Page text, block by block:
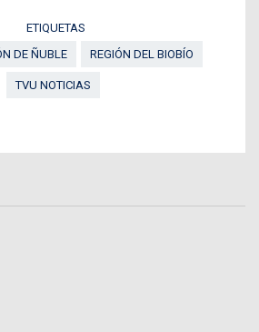
ETIQUETAS
DE ÑUBLE REGIÓN DEL BIOBÍO
TVU NOTICIAS